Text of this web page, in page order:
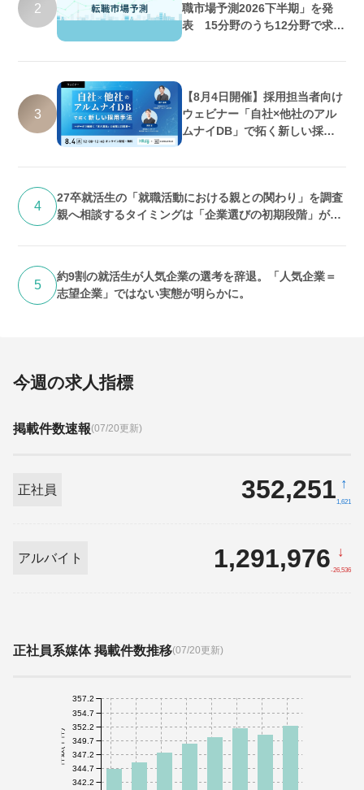
2
職市場予測2026下半期」を発
表 15分野のうち12分野で求人
3
【8月4日開催】採用担当者向け
ウェビナー「自社×他社のアル
ムナイDB」で拓く新しい採用
没」の実態と打開策～
4
27卒就活生の「就職活動における親との関わり」を調査
親へ相談するタイミングは「企業選びの初期段階」が最
と」
5
約9割の就活生が人気企業の選考を辞退。「人気企業＝
志望企業」ではない実態が明らかに。
今週の求人指標
掲載件数速報(07/20更新)
正社員 352,251 ↑
1,621
アルバイト 1,291,976 ↓
-26,536
正社員系媒体 掲載件数推移(07/20更新)
件数(千件)
342.2
344.7
347.2
349.7
352.2
354.7
357.2